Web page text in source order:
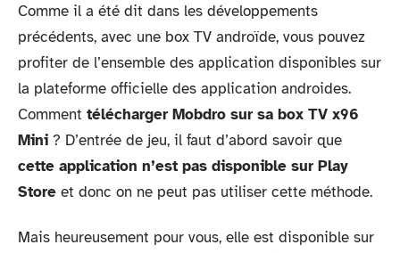
Comme il a été dit dans les développements
précédents, avec une box TV androïde, vous pouvez
profiter de l’ensemble des application disponibles sur
la plateforme officielle des application androides.
Comment télécharger Mobdro sur sa box TV x96
Mini ? D’entrée de jeu, il faut d’abord savoir que
cette application n’est pas disponible sur Play
Store et donc on ne peut pas utiliser cette méthode.
Mais heureusement pour vous, elle est disponible sur